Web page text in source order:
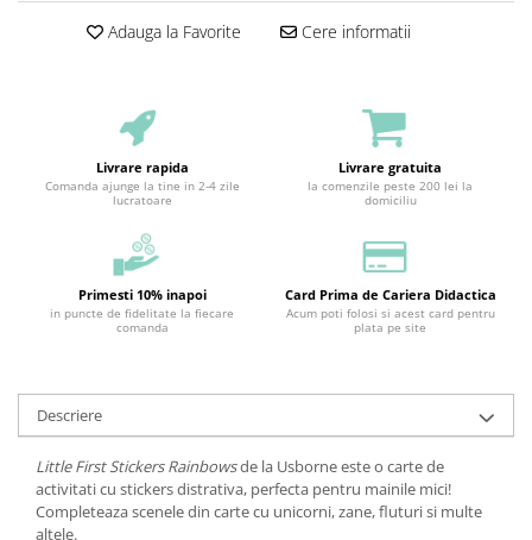
Adauga la Favorite Cere informatii
Livrare rapida
Comanda ajunge la tine in 2-4 zile
lucratoare
Livrare gratuita
la comenzile peste 200 lei la
domiciliu
Primesti 10% inapoi
in puncte de fidelitate la fiecare
comanda
Card Prima de Cariera Didactica
Acum poti folosi si acest card pentru
plata pe site
Descriere
Little First Stickers Rainbowsde la Usborne este o carte de
activitati cu stickers distrativa, perfecta pentru mainile mici!
Completeaza scenele din carte cu unicorni, zane, fluturi si multe
altele.